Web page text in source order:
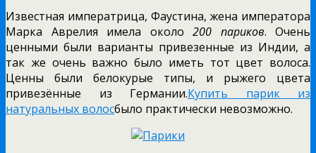
Известная императрица, Фаустина, жена императора
Марка Аврелия имела около 200 париков. Очень
ценными были варианты привезенные из Индии, а
так же очень важно было иметь тот цвет волоса.
Ценны были белокурые типы, и рыжего цвета
привезённые из Германии.Купить парик из
натуральных волосбыло практически невозможно.